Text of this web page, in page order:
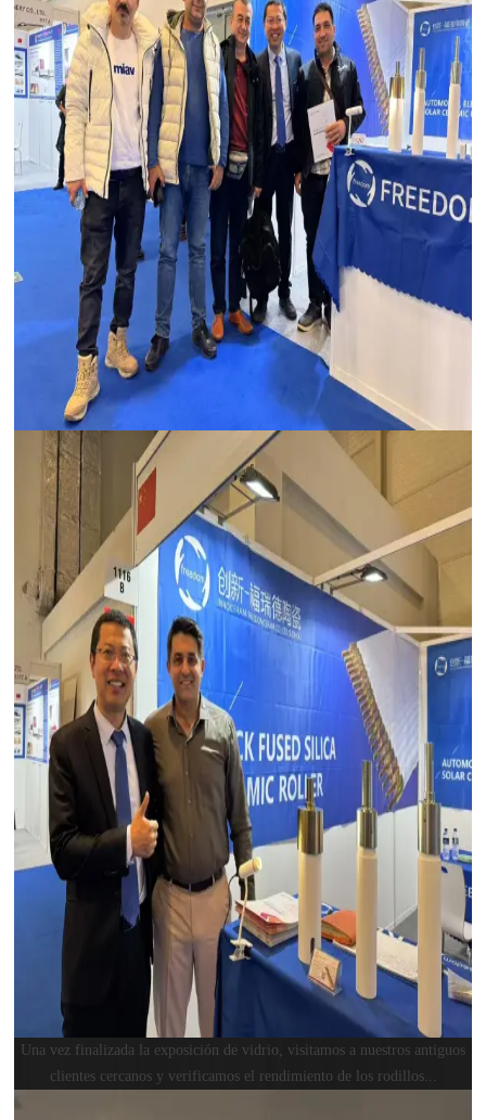
Una vez finalizada la exposición de vidrio, visitamos a nuestros antiguos
clientes cercanos y verificamos el rendimiento de los rodillos...